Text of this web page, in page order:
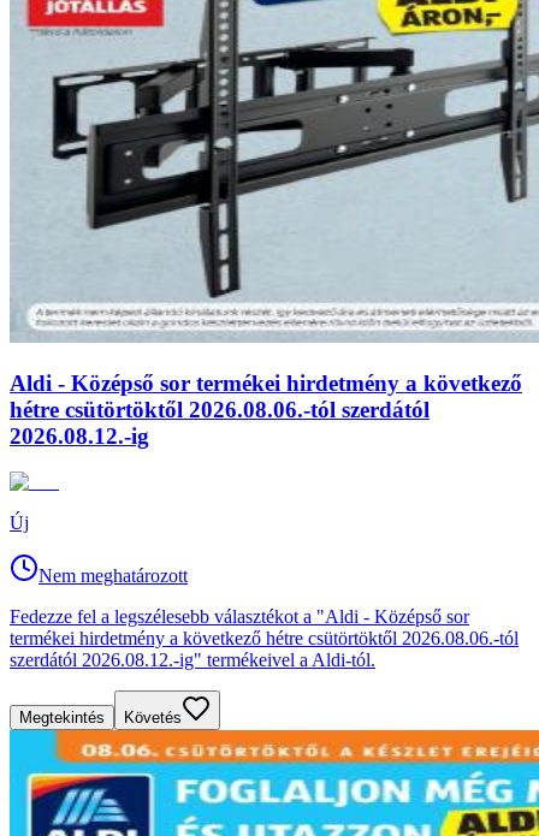
Aldi - Középső sor termékei hirdetmény a következő
hétre csütörtöktől 2026.08.06.-tól szerdától
2026.08.12.-ig
Új
Nem meghatározott
Fedezze fel a legszélesebb választékot a "Aldi - Középső sor
termékei hirdetmény a következő hétre csütörtöktől 2026.08.06.-tól
szerdától 2026.08.12.-ig" termékeivel a Aldi-tól.
Megtekintés Követés